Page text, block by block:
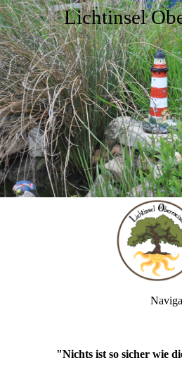
Lichtinsel
"Nichts ist so sicher wie